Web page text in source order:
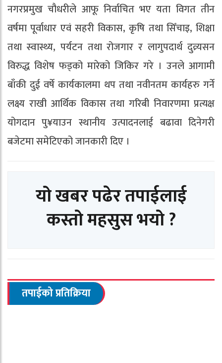
नगरप्रमुख चौधरीले आफू निर्वाचित भए यता विगत तीन
वर्षमा पूर्वाधार एवं सहरी विकास, कृषि तथा सिँचाइ, शिक्षा
तथा स्वास्थ्य, पर्यटन तथा रोजगार र लागुपदार्थ दुव्र्यसन
विरुद्ध विशेष फड्को मारेको जिकिर गरे । उनले आगामी
बाँकी दुई वर्षे कार्यकालमा थप तथा नवीनतम कार्यहरु गर्ने
लक्ष्य राखी आर्थिक विकास तथा गरिबी निवारणमा प्रत्यक्ष
योगदान पु¥याउन स्थानीय उत्पादनलाई बढावा दिनेगरी
बजेटमा समेटिएको जानकारी दिए ।
यो खबर पढेर तपाईलाई
कस्तो महसुस भयो ?
तपाईको प्रतिक्रिया